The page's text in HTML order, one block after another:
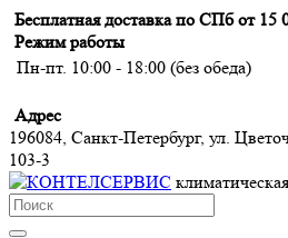
Бесплатная доставка по СПб от 15
Режим работы
Пн-пт. 10:00 - 18:00 (без обеда)
Адрес
196084, Санкт-Петербург, ул.
103-3